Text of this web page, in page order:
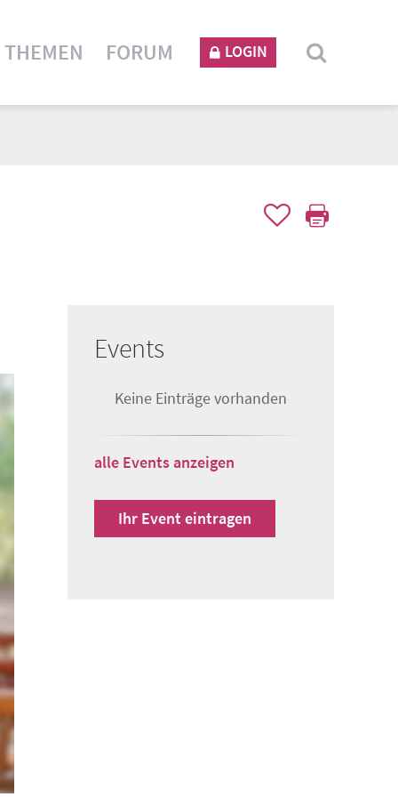
THEMEN FORUM LOGIN
Events
Keine Einträge vorhanden
alle Events anzeigen
Ihr Event eintragen